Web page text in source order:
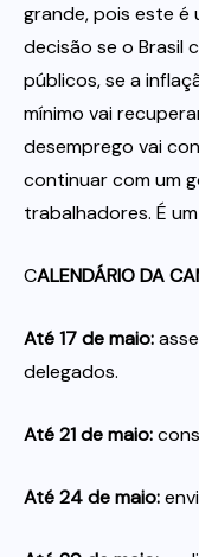
grande, pois este é
decisão se o Brasil
públicos, se a
mínimo vai
desemprego vai
continuar com um
trabalhadores. É
CALENDÁRIO DA
Até 17 de maio:
delegados.
Até 21 de maio:
Até 24 de maio: